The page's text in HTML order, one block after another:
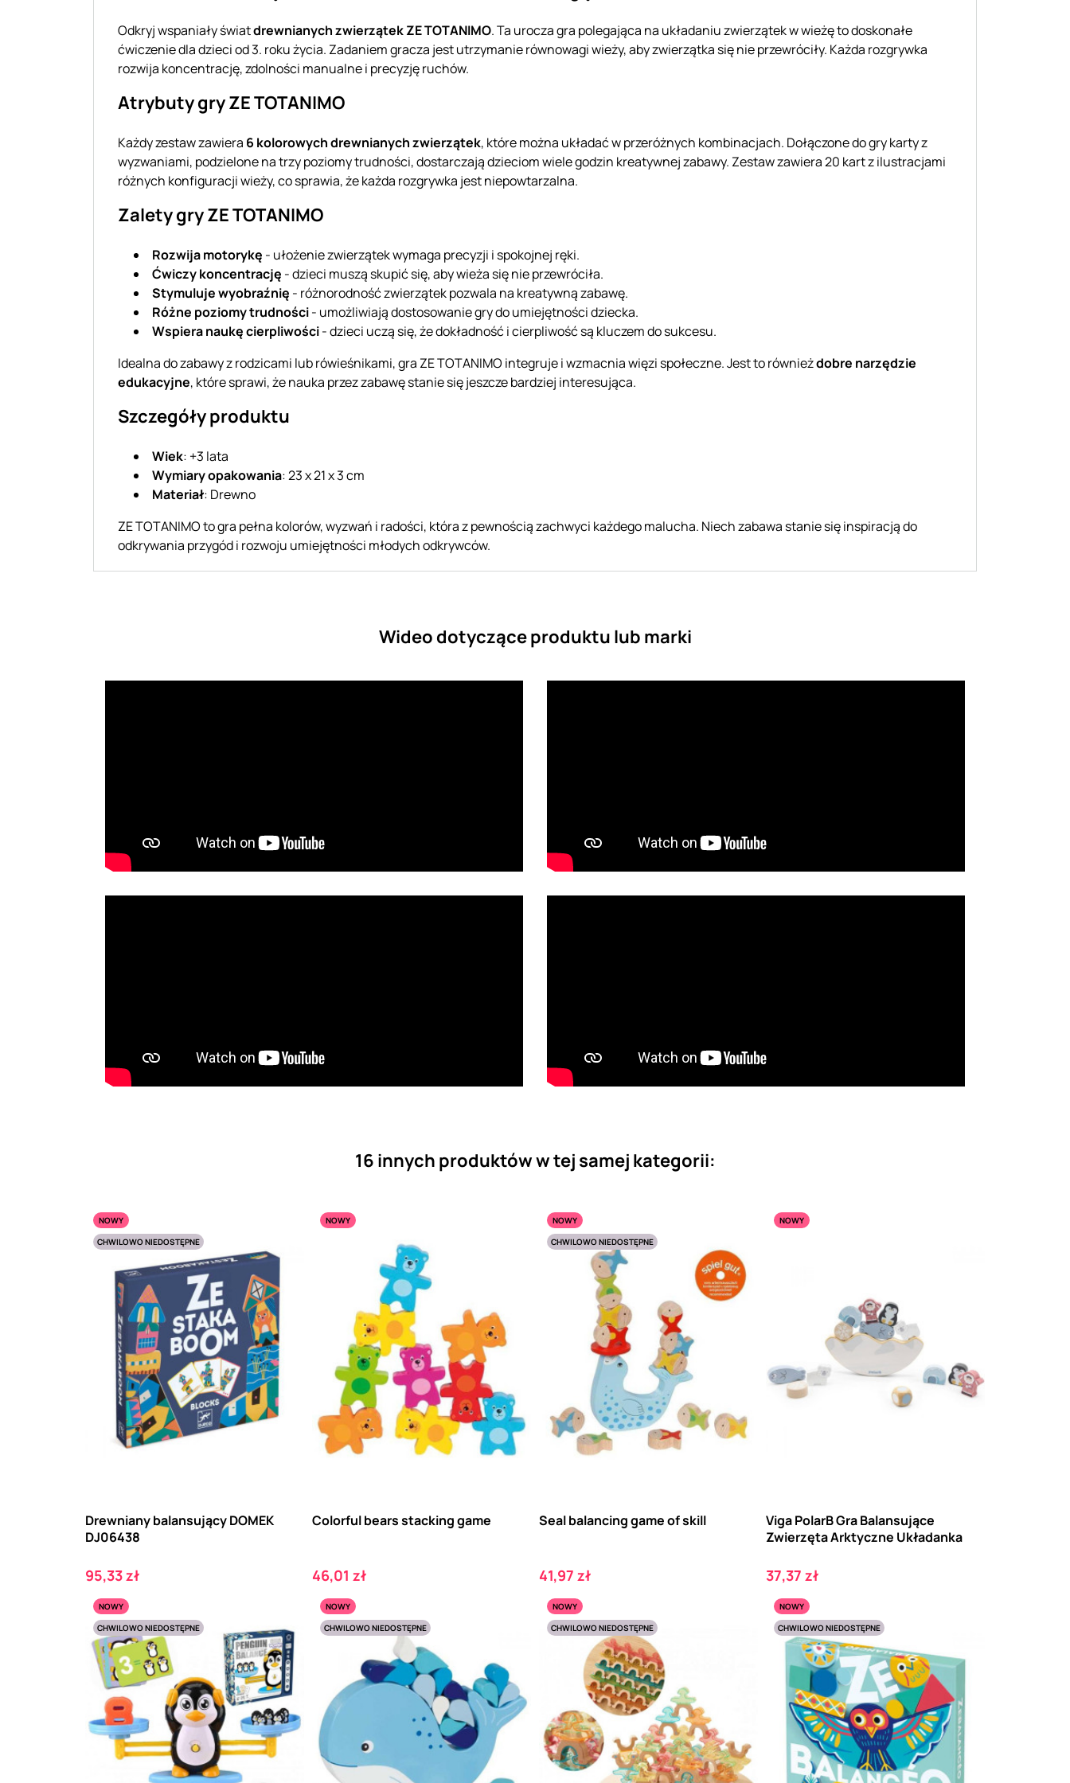
Odkryj wspaniały światdrewnianych zwierzątek ZE TOTANIMO. Ta urocza gra polegająca na układaniu zwierzątek w wieżę to doskonałe
ćwiczenie dla dzieci od 3. roku życia. Zadaniem gracza jest utrzymanie równowagi wieży, aby zwierzątka się nie przewróciły. Każda rozgrywka
rozwija koncentrację, zdolności manualne i precyzję ruchów.
Atrybuty gry ZE TOTANIMO
Każdy zestaw zawiera 6 kolorowych drewnianych zwierzątek, które można układać w przeróżnych kombinacjach. Dołączone do gry karty z
wyzwaniami, podzielone na trzy poziomy trudności, dostarczają dzieciom wiele godzin kreatywnej zabawy. Zestaw zawiera 20 kart z ilustracjami
różnych konfiguracji wieży, co sprawia, że każda rozgrywka jest niepowtarzalna.
Zalety gry ZE TOTANIMO
Rozwija motorykę - ułożenie zwierzątek wymaga precyzji i spokojnej ręki.
Ćwiczy koncentrację - dzieci muszą skupić się, aby wieża się nie przewróciła.
Stymuluje wyobraźnię - różnorodność zwierzątek pozwala na kreatywną zabawę.
Różne poziomy trudności- umożliwiają dostosowanie gry do umiejętności dziecka.
Wspiera naukę cierpliwości- dzieci uczą się, że dokładność i cierpliwość są kluczem do sukcesu.
Idealna do zabawy z rodzicami lub rówieśnikami, gra ZE TOTANIMO integruje i wzmacnia więzi społeczne. Jest to równieżdobre narzędzie
edukacyjne, które sprawi, że nauka przez zabawę stanie się jeszcze bardziej interesująca.
Szczegóły produktu
Wiek: +3 lata
Wymiary opakowania: 23 x 21 x 3 cm
Materiał: Drewno
ZE TOTANIMO to gra pełna kolorów, wyzwań i radości, która z pewnością zachwyci każdego malucha. Niech zabawa stanie się inspiracją do
odkrywania przygód i rozwoju umiejętności młodych odkrywców.
Wideo dotyczące produktu lub marki
16 innych produktów w tej samej kategorii:
NOWY
CHWILOWO NIEDOSTĘPNE
Drewniany balansujący DOMEK
DJ06438
Cena
95,33 zł
NOWY
Colorful bears stacking game
Cena
46,01 zł
NOWY
CHWILOWO NIEDOSTĘPNE
Seal balancing game of skill
Cena
41,97 zł
NOWY
Viga PolarB Gra Balansujące
Zwierzęta Arktyczne Układanka
Cena
37,37 zł
NOWY
CHWILOWO NIEDOSTĘPNE
NOWY
CHWILOWO NIEDOSTĘPNE
NOWY
CHWILOWO NIEDOSTĘPNE
NOWY
CHWILOWO NIEDOSTĘPNE